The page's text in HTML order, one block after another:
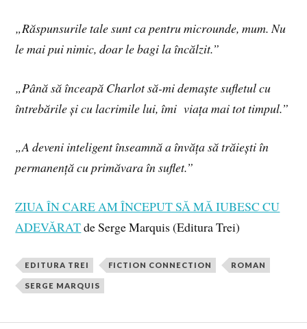
„Răspunsurile tale sunt ca pentru microunde, mum. Nu
le mai pui nimic, doar le bagi la încălzit.”
„Până să înceapă Charlot să-mi demaște sufletul cu
întrebările și cu lacrimile lui, îmi viața mai tot timpul.”
„A deveni inteligent înseamnă a învăța să trăiești în
permanență cu primăvara în suflet.”
ZIUA ÎN CARE AM ÎNCEPUT SĂ MĂ IUBESC CU
ADEVĂRATde Serge Marquis (Editura Trei)
EDITURA TREI FICTION CONNECTION ROMAN
SERGE MARQUIS